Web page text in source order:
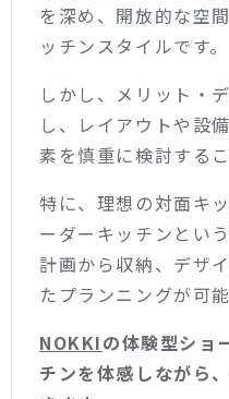
を深め、開放的な空
ッチンスタイルです。
しかし、メリット・
し、レイアウトや設
素を慎重に検討する
特に、理想の対面キ
ーダーキッチンとい
計画から収納、デザ
たプランニングが可能
NOKKIの体験型ショ
チンを体感しながら